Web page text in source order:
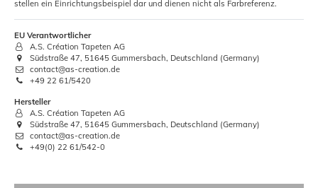
stellen ein Einrichtungsbeispiel dar und dienen nicht als Farbreferenz.
EU Verantwortlicher
A.S. Création Tapeten AG
Südstraße 47, 51645 Gummersbach, Deutschland (Germany)
contact@as-creation.de
+49 22 61/5420
Hersteller
A.S. Création Tapeten AG
Südstraße 47, 51645 Gummersbach, Deutschland (Germany)
contact@as-creation.de
+49(0) 22 61/542-0